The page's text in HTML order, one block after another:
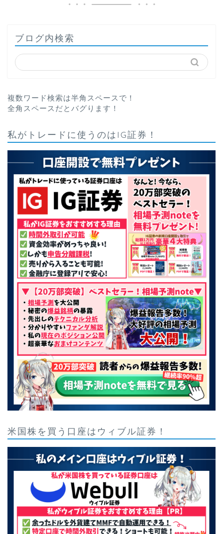
ブログ内検索
複数ワード検索は半角スペースで！
全角スペースだとバグります！
私がトレードに使うのはIG証券！
米国株を買う口座はウィブル証券！